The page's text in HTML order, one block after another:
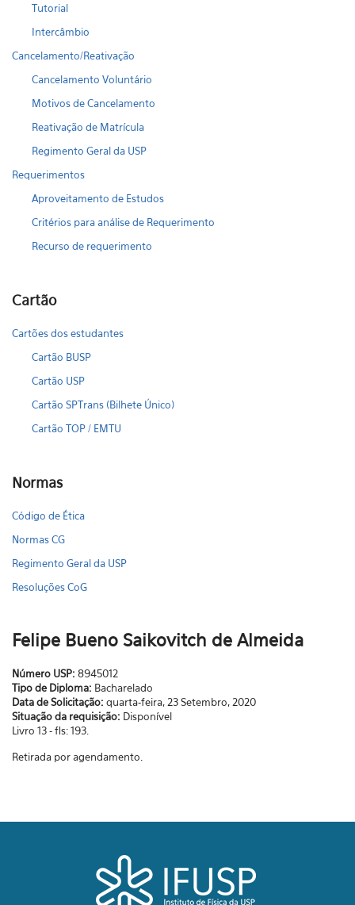
Tutorial
Intercâmbio
Cancelamento/Reativação
Cancelamento Voluntário
Motivos de Cancelamento
Reativação de Matrícula
Regimento Geral da USP
Requerimentos
Aproveitamento de Estudos
Critérios para análise de Requerimento
Recurso de requerimento
Cartão
Cartões dos estudantes
Cartão BUSP
Cartão USP
Cartão SPTrans (Bilhete Único)
Cartão TOP / EMTU
Normas
Código de Ética
Normas CG
Regimento Geral da USP
Resoluções CoG
Felipe Bueno Saikovitch de Almeida
Número USP: 8945012
Tipo de Diploma: Bacharelado
Data de Solicitação: quarta-feira, 23 Setembro, 2020
Situação da requisição: Disponível
Livro 13 - fls: 193.
Retirada por agendamento.